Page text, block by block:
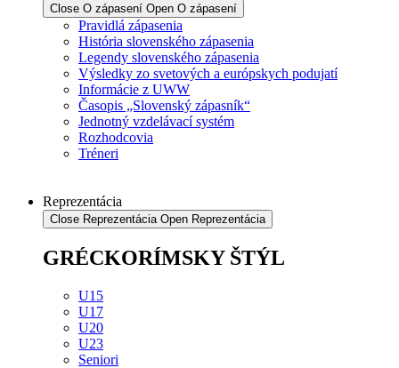
Close O zápasení Open O zápasení
Pravidlá zápasenia
História slovenského zápasenia
Legendy slovenského zápasenia
Výsledky zo svetových a európskych podujatí
Informácie z UWW
Časopis „Slovenský zápasník“
Jednotný vzdelávací systém
Rozhodcovia
Tréneri
Reprezentácia
Close Reprezentácia Open Reprezentácia
GRÉCKORÍMSKY ŠTÝL
U15
U17
U20
U23
Seniori